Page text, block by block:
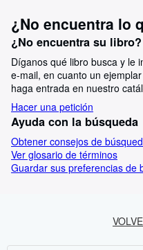
¿No encuentra lo
¿No encuentra su libro?
Díganos qué libro busca y le
e-mail, en cuanto un
haga entrada en nuestro
Hacer una petición
Ayuda con la búsqueda
Obtener consejos de
Ver glosario de términos
Guardar sus preferencias de